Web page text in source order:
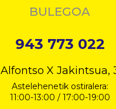
BULEGOA
943 773 022
Alfontso X Jakintsua,
Astelehenetik ostiralera:
11:00-13:00 / 17:00-19:00